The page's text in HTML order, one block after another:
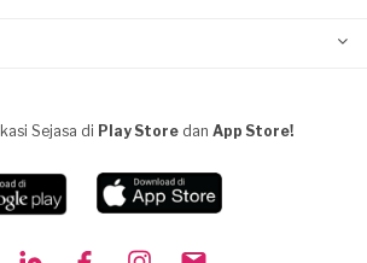
Sejasa di Play Store dan App Store!